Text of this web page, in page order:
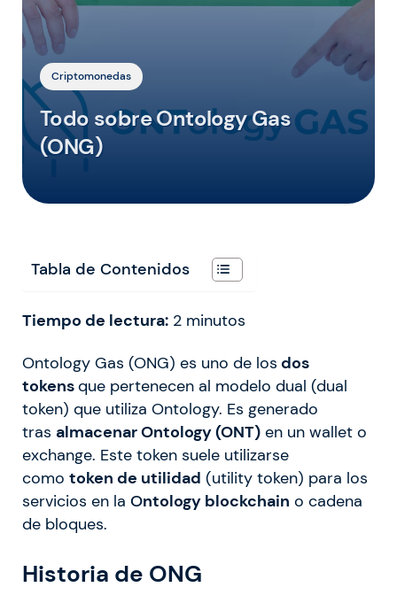
Criptomonedas
Todo sobre Ontology Gas
(ONG)
Tabla de Contenidos
Tiempo de lectura: 2 minutos
Ontology Gas (ONG) es uno de los dos
tokensque pertenecen al modelo dual (dual
token) que utiliza Ontology. Es generado
tras almacenar Ontology (ONT) en un wallet o
exchange. Este token suele utilizarse
como token de utilidad (utility token) para los
servicios en la Ontology blockchain o cadena
de bloques.
Historia de ONG